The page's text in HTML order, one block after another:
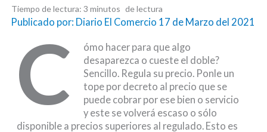
Tiempo de lectura: 3 minutos
Publicado por: Diario El Comercio 17 de Marzo del 2021
C
ómo hacer para que algo
desaparezca o cueste el doble?
Sencillo. Regula su precio. Ponle un
tope por decreto al precio que se
puede cobrar por ese bien o servicio
y este se volverá escaso o sólo
disponible a precios superiores al regulado. Esto es